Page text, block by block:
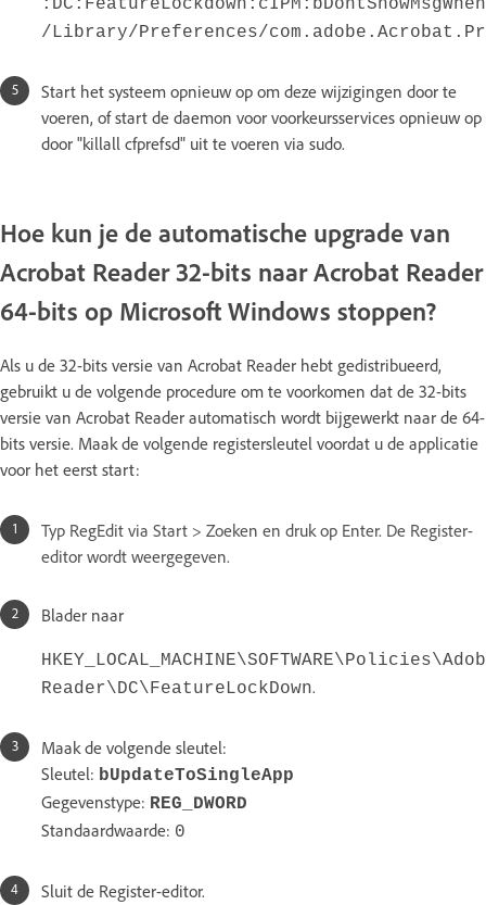
/Library/Preferences/
Start het systeem opnieuw op om deze wijzigingen door te
voeren, of start de daemon voor voorkeursservices opnieuw op
door "killall cfprefsd" uit te voeren via sudo.
Hoe kun je de automatische upgrade van
Acrobat Reader 32-bits naar Acrobat Reader
64-bits op Microsoft Windows stoppen?
Als u de 32-bits versie van Acrobat Reader hebt gedistribueerd,
gebruikt u de volgende procedure om te voorkomen dat de 32-bits
versie van Acrobat Reader automatisch wordt bijgewerkt naar de 64-
bits versie. Maak de volgende registersleutel voordat u de applicatie
voor het eerst start:
Typ RegEdit via Start > Zoeken en druk op Enter. De Register-
editor wordt weergegeven.
Blader naar
Reader\DC\FeatureLockDown.
Maak de volgende sleutel:
Sleutel: bUpdateToSingleApp
Gegevenstype: REG_DWORD
Standaardwaarde: 0
Sluit de Register-editor.